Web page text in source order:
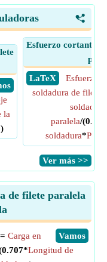
<
la
Esfuerzo cortante
​ LaTeX
Esfuerzo
soldadura de filete
paralela/
soldadura*
​Ver más >>
de filete paralela
​Vamos
= Carga en
Longitud de